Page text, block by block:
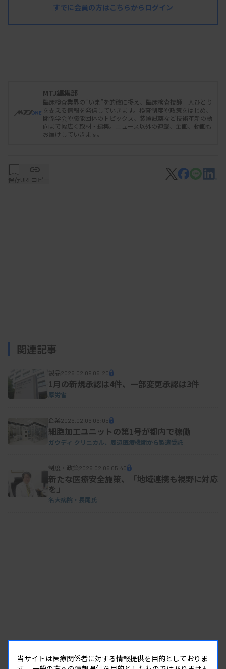
すでに会員の方はこちらからログイン
MTJ編集部
臨床検査業界の“いま”を的確に捉え、臨床検査技師一人ひとり
を支える情報を発信していきます。検査制度や政策をはじめ、
関係学会や職能団体のトピックス、装置試薬など技術革新の動
向まで幅広く取材・編集。ニュース以外の連載、企画、動画も
お届けしていきます。
保存URLコピー
関連記事
製品2026.02.09 06:20
1月の新規承認は4件、一部変更承認は3件
厚労省
企業2026.02.06 06:05
細胞加工ユニットの第1号が都内で稼働
ガウディ クリニカル、周辺医療機関から製造受託
制度・政策2026.02.06 05:40
新たな医療安全施策、「地域連携も視野に対応
を」
名大病院・長尾氏
当サイトは医療関係者に対する情報提供を目的としておりま